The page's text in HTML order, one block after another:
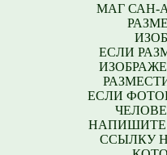
МАГ САН-
ЕСЛИ
ЕСЛИ
НАПИШИТЕ
ССЫЛКУ